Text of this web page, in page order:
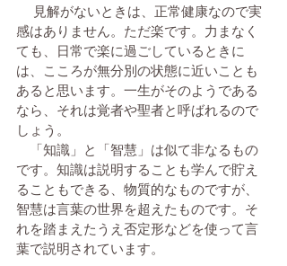
感はありません。ただ楽です。力まなく
ても、日常で楽に過ごしているときに
は、こころが無分別の状態に近いことも
あると思います。一生がそのようである
なら、それは覚者や聖者と呼ばれるので
しょう。
「知識」と「智慧」は似て非なるもの
です。知識は説明することも学んで貯え
ることもできる、物質的なものですが、
智慧は言葉の世界を超えたものです。そ
れを踏まえたうえ否定形などを使って言
葉で説明されています。